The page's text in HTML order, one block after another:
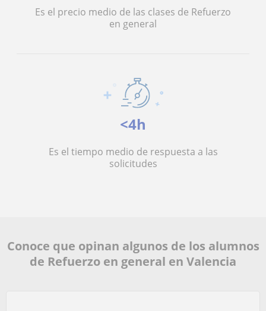
Es el precio medio de las clases de Refuerzo
en general
<4h
Es el tiempo medio de respuesta a las
solicitudes
Conoce que opinan algunos de los alumnos
de Refuerzo en general en Valencia